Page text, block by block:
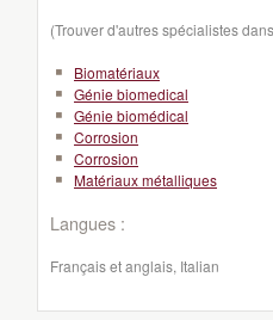
(Trouver d'autres spécialistes
Biomatériaux
Génie biomedical
Génie biomédical
Corrosion
Corrosion
Matériaux métalliques
Langues :
Français et anglais, Italian